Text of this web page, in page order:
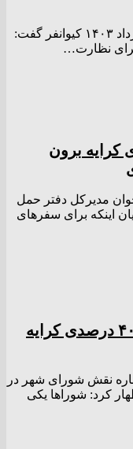
به گزارش کاوک نیوز ۱۲:۵۰ – ۲۲ مرداد ۱۴۰۳ کیوانفر گفت:
برای نظارت…
کرایه برون
مدیرکل دفتر حمل
اینکه برای سفرهای
تاکسیرانی مجاز به افزایش ۴۰ درصدی کرایه
نقش شورای شهر در
شهری در برنامه تهران۲۰اظهار کرد: شورا‌ها یکی